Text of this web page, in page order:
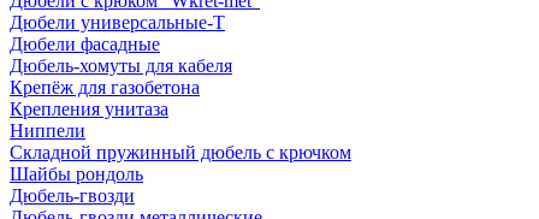
Дюбели универсальные-Т
Дюбели фасадные
Дюбель-хомуты для кабеля
Крепёж для газобетона
Крепления унитаза
Ниппели
Складной пружинный дюбель с крючком
Шайбы рондоль
Дюбель-гвозди